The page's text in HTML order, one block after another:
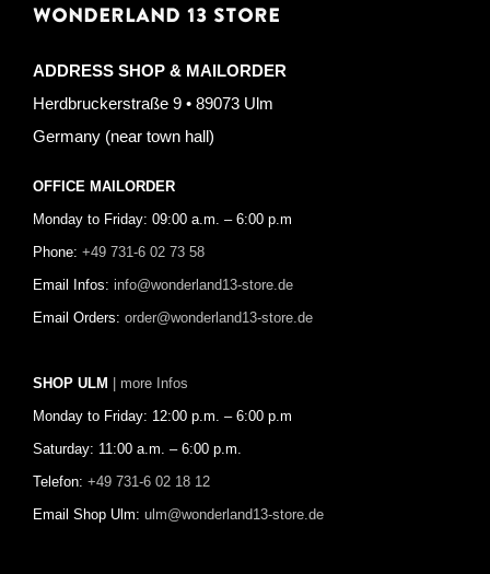
WONDERLAND 13 STORE
ADDRESS SHOP & MAILORDER
Herdbruckerstraße 9 • 89073 Ulm
Germany (near town hall)
OFFICE MAILORDER
Monday to Friday: 09:00 a.m. – 6:00 p.m
Phone: +49 731-6 02 73 58
Email Infos: info@wonderland13-store.de
Email Orders: order@wonderland13-store.de
SHOP ULM | more Infos
Monday to Friday: 12:00 p.m. – 6:00 p.m
Saturday: 11:00 a.m. – 6:00 p.m.
Telefon: +49 731-6 02 18 12
Email Shop Ulm: ulm@wonderland13-store.de